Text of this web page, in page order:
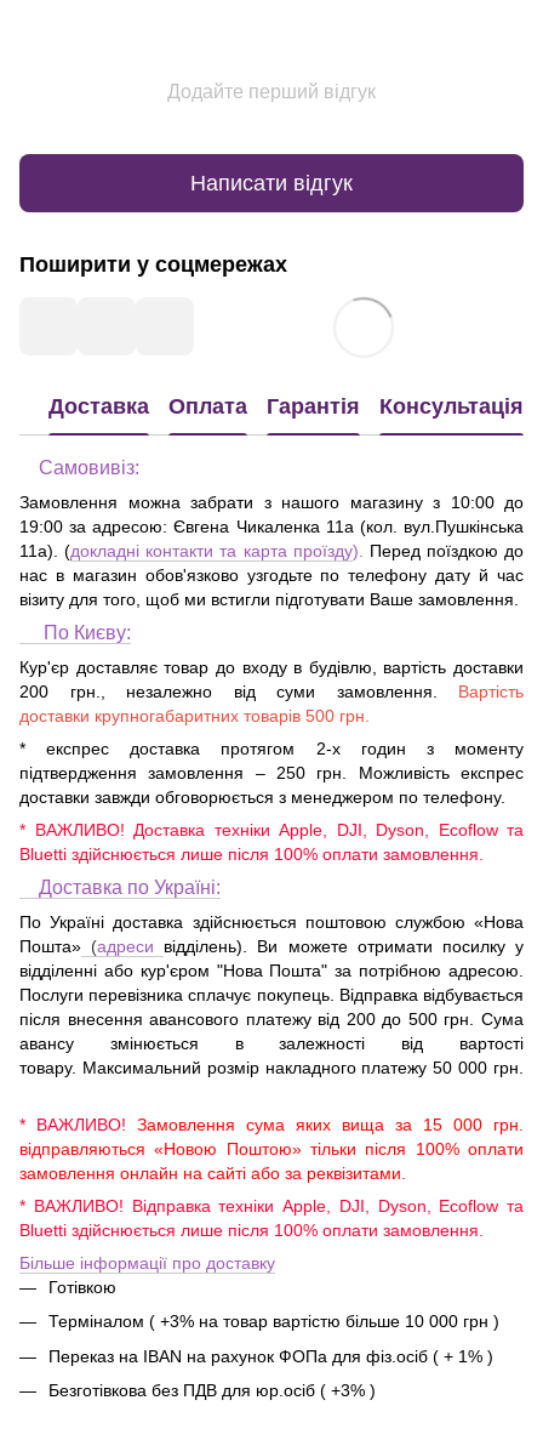
Додайте перший відгук
Написати відгук
Поширити у соцмережах
Доставка Оплата Гарантія Консультація
Самовивіз:
Замовлення можна забрати з нашого магазину з 10:00 до
19:00 за адресою:Євгена Чикаленка 11а (кол. вул.Пушкінська
11а) . (докладні контакти та карта проїзду). Перед поїздкою до
нас в магазин обов'язково узгодьте по телефону дату й час
візиту для того, щоб ми встигли підготувати Ваше замовлення.
По Києву:
Кур'єр доставляє товар до входу в будівлю, вартість доставки
200 грн., незалежно від суми замовлення. Вартість
доставки крупногабаритних товарів 500 грн.
* експрес доставка протягом 2-х годин з моменту
підтвердження замовлення – 250 грн. Можливість експрес
доставки завжди обговорюється з менеджером по телефону.
* ВАЖЛИВО! Доставка техніки Apple, DJI, Dyson, Ecoflow та
Bluetti здійснюється лише після 100% оплати замовлення.
Доставка по Україні:
По Україні доставка здійснюється поштовою службою «Нова
Пошта» (адреси
відділень). Ви можете отримати посилку у
відділенні або кур'єром "Нова Пошта" за потрібною адресою.
Послуги перевізника сплачує покупець. Відправка відбувається
після внесення авансового платежу від 200 до 500 грн. Сума
авансу змінюється в залежності від вартості
товару. Максимальний розмір накладного платежу 50 000 грн.
* ВАЖЛИВО! Замовлення сума яких вища за 15 000 грн.
відправляються «Новою Поштою» тільки після 100% оплати
замовлення онлайн на сайті або за реквізитами.
* ВАЖЛИВО! Відправка техніки Apple, DJI, Dyson, Ecoflow та
Bluetti здійснюється лише після 100% оплати замовлення.
Більше інформації про доставку
Готівкою
Терміналом ( +3% на товар вартістю більше 10 000 грн )
Переказ на IBAN на рахунок ФОПа для фіз.осіб ( + 1% )
Безготівкова без ПДВ для юр.осіб ( +3% )